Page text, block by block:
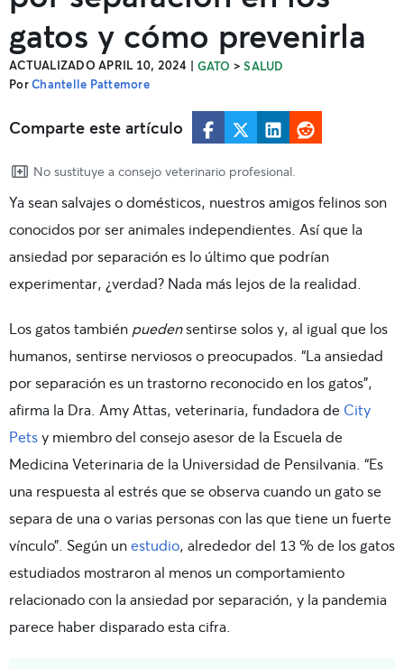
gatos y cómo prevenirla
ACTUALIZADO APRIL 10, 2024 | GATO >SALUD
PorChantelle Pattemore
Comparte este artículo
No sustituye a consejo veterinario profesional.
Ya sean salvajes o domésticos, nuestros amigos felinos son
conocidos por ser animales independientes. Así que la
ansiedad por separación es lo último que podrían
experimentar, ¿verdad? Nada más lejos de la realidad.
Los gatos también puedensentirse solos y, al igual que los
humanos, sentirse nerviosos o preocupados. “La ansiedad
por separación es un trastorno reconocido en los gatos”,
afirma la Dra. Amy Attas, veterinaria, fundadora de City
Petsy miembro del consejo asesor de la Escuela de
Medicina Veterinaria de la Universidad de Pensilvania. “Es
una respuesta al estrés que se observa cuando un gato se
separa de una o varias personas con las que tiene un fuerte
vínculo”. Según unestudio, alrededor del 13 % de los gatos
estudiados mostraron al menos un comportamiento
relacionado con la ansiedad por separación, y la pandemia
parece haber disparado esta cifra.